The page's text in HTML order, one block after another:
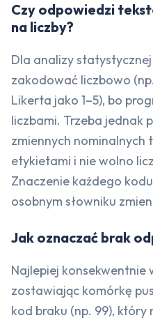
Czy odpowiedzi
na liczby?
Dla analizy
zakodować liczbowo
Likerta jako 1–5), bo
liczbami. Trzeba jednak
zmiennych nominalnych
etykietami i nie wolno
Znaczenie każdego
osobnym słowniku
Jak oznaczać brak
Najlepiej konsekwentnie
zostawiając komórkę
kod braku (np. 99), który